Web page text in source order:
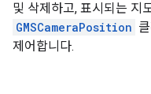
및 삭제하고, 표시되는 지
GMSCameraPosition
제어합니다.